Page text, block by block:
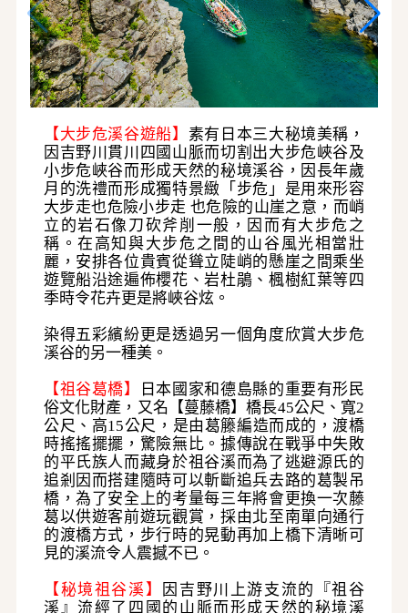
【大步危溪谷遊船】 素有日本三大秘境美稱，
因吉野川貫川四國山脈而切割出大步危峽谷及
小步危峽谷而形成天然的秘境溪谷，因長年歲
月的洗禮而形成獨特景緻「步危」是用來形容
大步走也危險小步走 也危險的山崖之意，而峭
立的岩石像刀砍斧削一般，因而有大步危之
稱。在高知與大步危之間的山谷風光相當壯
麗，安排各位貴賓從聳立陡峭的懸崖之間乘坐
遊覽船沿途遍佈櫻花、岩杜鵑、楓樹紅葉等四
季時令花卉更是將峽谷炫。
染得五彩繽紛更是透過另一個角度欣賞大步危
溪谷的另一種美。
【祖谷葛橋】
日本國家和德島縣的重要有形民
俗文化財產，又名【蔓藤橋】橋長45公尺、寬2
公尺、 高15公尺，是由葛籐編造而成的，渡橋
時搖搖擺擺，驚險無比。據傳說在戰爭中失敗
的平氏族人而藏身於祖谷溪而為了逃避源氏的
追剎因而搭建隨時可以斬斷追兵去路的葛製吊
橋，為了安全上的考量每三年將會更換一次藤
葛以供遊客前遊玩觀賞，採由北至南單向通行
的渡橋方式，步行時的晃動再加 上橋下清晰可
見的溪流令人震撼不已。
【秘境祖谷溪】
因吉野川上游支流的『祖谷
溪』流經了四國的山脈而形成天然的秘境溪